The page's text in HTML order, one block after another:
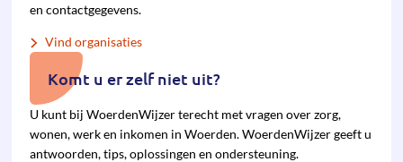
en contactgegevens.
Vind organisaties
Komt u er zelf niet uit?
U kunt bij WoerdenWijzer terecht met vragen over zorg,
wonen, werk en inkomen in Woerden. WoerdenWijzer geeft u
antwoorden, tips, oplossingen en ondersteuning.